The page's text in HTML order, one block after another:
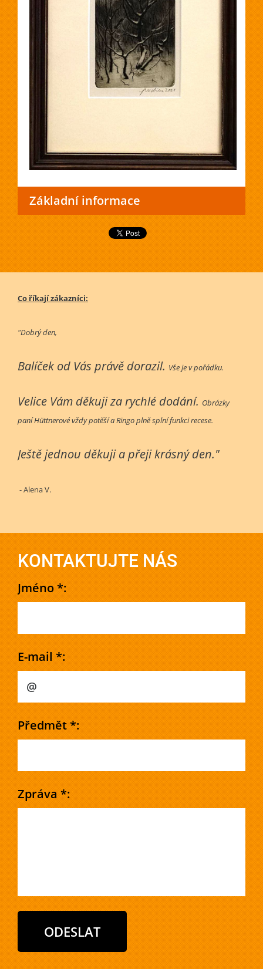
Základní informace
Co říkají zákazníci:
"Dobrý den,
Balíček od Vás právě dorazil. Vše je v pořádku.
Velice Vám děkuji za rychlé dodání. Obrázky
paní Hüttnerové vždy potěší a Ringo plně splní funkci recese.
Ještě jednou děkuji a přeji krásný den."
- Alena V.
KONTAKTUJTE NÁS
Jméno *:
E-mail *:
Předmět *:
Zpráva *: